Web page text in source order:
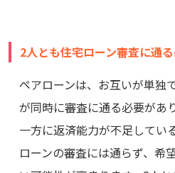
2人とも住宅ローン審査に通
ペアローンは、お互いが単独
が同時に審査に通る必要があ
一方に返済能力が不足してい
ローンの審査には通らず、希